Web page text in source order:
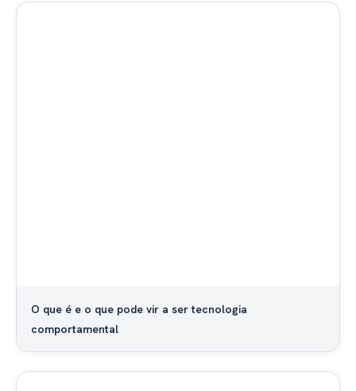
O que é e o que pode vir a ser tecnologia
comportamental